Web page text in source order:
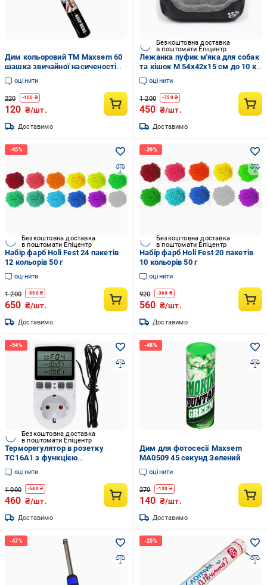
Дим кольоровий ТМ Maxsem 60
шашка звичайної насиченості
Білий (дим11)
оцінити
220 -100 ₴
120 ₴/шт.
Доставимо
Безкоштовна доставка
в поштомати Епіцентр
Лежанка пуфик м'яка для собак
та кішок M 54х42х15 см до 10 кг
Чорний
оцінити
1 200 -750₴
450 ₴/шт.
Доставимо
Безкоштовна доставка
в поштомати Епіцентр
Набір фарб Holi Fest 24 пакетів
12 кольорів 50 г
оцінити
1 200 -550₴
650 ₴/шт.
Доставимо
Безкоштовна доставка
в поштомати Епіцентр
Набір фарб Holi Fest 20 пакетів
10 кольорів 50 г
оцінити
920 -360 ₴
560 ₴/шт.
Доставимо
Безкоштовна доставка
в поштомати Епіцентр
Терморегулятор в розетку
TC16A1 з функцією
програмування автоматичний
цифровий 16 А Білий
оцінити
1 000 -540₴
460 ₴/шт.
Доставимо
Дим для фотосесії Maxsem
MA0509 45 секунд Зелений
оцінити
270 -130 ₴
140 ₴/шт.
Доставимо